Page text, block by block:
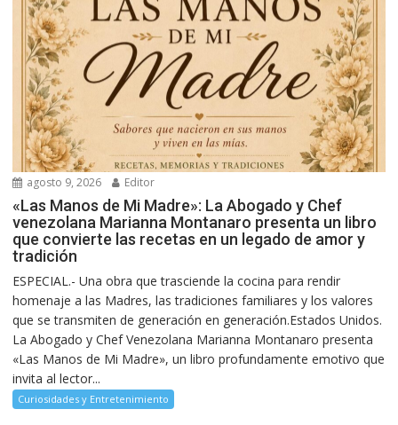
agosto 9, 2026 Editor
«Las Manos de Mi Madre»: La Abogado y Chef
venezolana Marianna Montanaro presenta un libro
que convierte las recetas en un legado de amor y
tradición
ESPECIAL.- Una obra que trasciende la cocina para rendir
homenaje a las Madres, las tradiciones familiares y los valores
que se transmiten de generación en generación.Estados Unidos.
La Abogado y Chef Venezolana Marianna Montanaro presenta
«Las Manos de Mi Madre», un libro profundamente emotivo que
invita al lector...
Curiosidades y Entretenimiento